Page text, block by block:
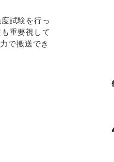
試験を行っ
重要視して
で搬送でき